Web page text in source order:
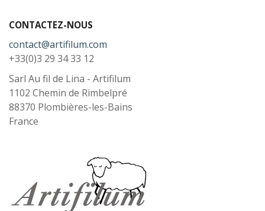
CONTACTEZ-NOUS
contact@artifilum.com
+33(0)3 29 34 33 12
Sarl Au fil de Lina - Artifilum
1102 Chemin de Rimbelpré
88370 Plombières-les-Bains
France